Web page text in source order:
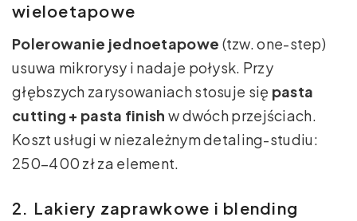
wieloetapowe
Polerowanie jednoetapowe (tzw. one-step)
usuwa mikrorysy i nadaje połysk. Przy
głębszych zarysowaniach stosuje się pasta
cutting + pasta finish w dwóch przejściach.
Koszt usługi w niezależnym detaling-studiu:
250–400 zł za element.
2. Lakiery zaprawkowe i blending